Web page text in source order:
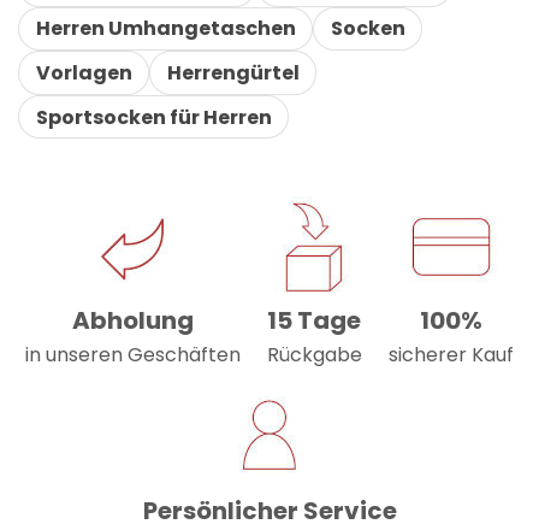
Herren Umhangetaschen
Socken
Vorlagen
Herrengürtel
Sportsocken für Herren
Abholung
in unseren Geschäften
15 Tage
Rückgabe
100%
sicherer Kauf
Persönlicher Service